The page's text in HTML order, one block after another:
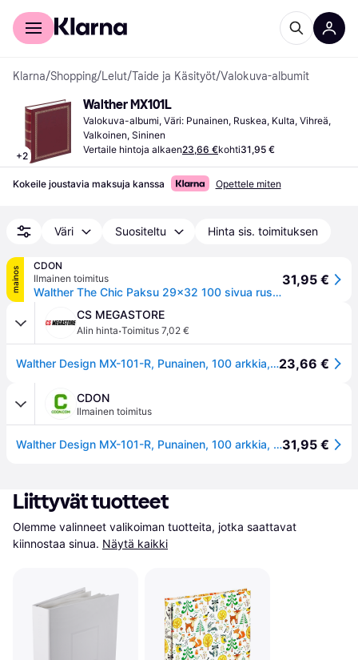
Kuluttajille
Klarna/Shopping/Lelut/Taide ja Käsityöt/Valokuva-albumit
+2
Walther MX101L
Valokuva-albumi, Väri: Punainen, Ruskea, Kulta, Vihreä,
Valkoinen, Sininen
Vertaile hintoja alkaen23,66 €kohti31,95 €
Kokeile joustavia maksuja kanssa Opettele miten
Väri Suositeltu Hinta sis. toimituksen
mainos
CDON
Ilmainen toimitus
Walther The Chic Paksu 29x32 100 sivua ruskea kirja MX101P
31,95 €
CS MEGASTORE
Alin hinta·Toimitus 7,02 €
Walther Design MX-101-R, Punainen, 100 arkkia, L, Täydellinen sidonta, Paperi, Valkoinen23,66 €
CDON
Ilmainen toimitus
Walther Design MX-101-R, Punainen, 100 arkkia, L, Täydellinen sidonta, Paperi, Valkoinen31,95 €
Liittyvät tuotteet
Olemme valinneet valikoiman tuotteita, jotka saattavat
kiinnostaa sinua. Näytä kaikki